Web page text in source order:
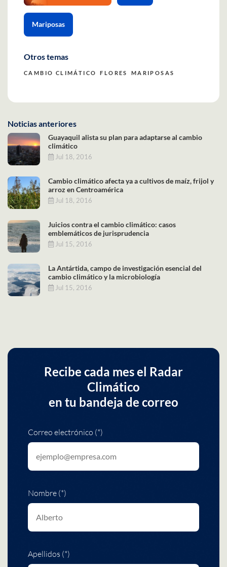
Mariposas
Otros temas
CAMBIO CLIMÁTICO FLORES MARIPOSAS
Noticias anteriores
Guayaquil alista su plan para adaptarse al cambio
climático
Jul 18, 2016
Cambio climático afecta ya a cultivos de maíz, frijol y
arroz en Centroamérica
Jul 18, 2016
Juicios contra el cambio climático: casos
emblemáticos de jurisprudencia
Jul 15, 2016
La Antártida, campo de investigación esencial del
cambio climático y la microbiología
Jul 15, 2016
Recibe cada mes el Radar
Climático
en tu bandeja de correo
Correo electrónico (*)
Nombre (*)
Apellidos (*)